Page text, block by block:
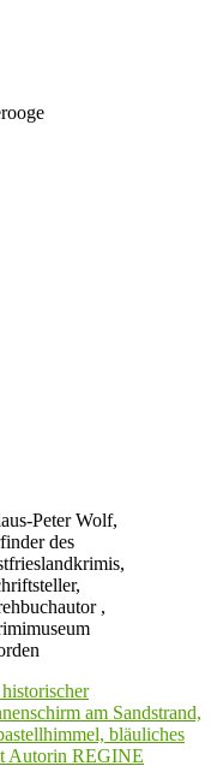
Peter Wolf,
des
,